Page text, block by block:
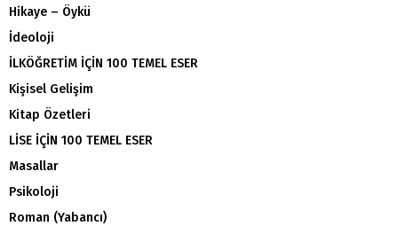
Hikaye – Öykü
İdeoloji
İLKÖĞRETİM İÇİN 100 TEMEL ESER
Kişisel Gelişim
Kitap Özetleri
LİSE İÇİN 100 TEMEL ESER
Masallar
Psikoloji
Roman (Yabancı)